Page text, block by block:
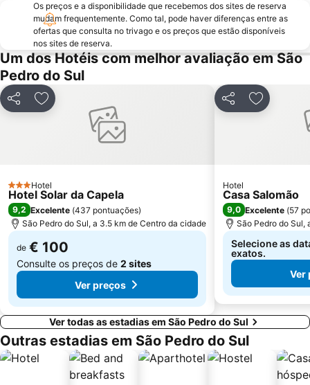
Praia Fluvial da Folgosa
Obelisco da Batalha do Buçaco
Estádio Municipal de Aveiro
Frecha da Mizarela
Aeródromo de Viseu
Museu de Santa Maria de Lamas
Mercado do Peixe
Casa de Santar
Quinta dos Compadres
Aristides de Sousa Mendes Foundation
Museu Grão Vasco
Casa-Museu Marieta Solheiro Madureira
Aldeia de Vila Maior
Os preços e a disponibilidade que recebemos dos sites de reserva
mudam frequentemente. Como tal, pode haver diferenças entre as
ofertas que consulta no trivago e os preços que estão disponíveis
nos sites de reserva.
Um dos Hotéis com melhor avaliação em São
Pedro do Sul
PartilharAdicionar aos favoritos
3 Estrelas
Hotel
Hotel Solar da Capela
9,2 Excelente (437 pontuações)
São Pedro do Sul, a 3.5 km de Centro da cidade
de € 100
Consulte os preços de 2 sites
Ver preços
PartilharAdicionar
Hotel
Casa Salomão
9,0 Excelente (57
São Pedro do Sul,
Selecione as
exatos.
Ver
Ver todas as estadias em São Pedro do Sul
Outras estadias em São Pedro do Sul